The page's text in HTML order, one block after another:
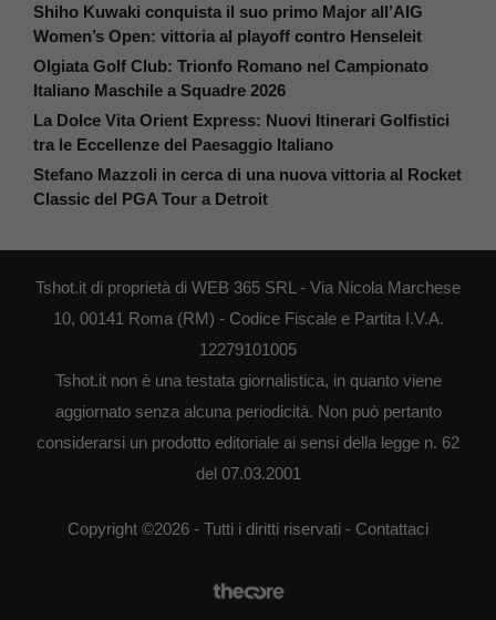
Shiho Kuwaki conquista il suo primo Major all’AIG
Women’s Open: vittoria al playoff contro Henseleit
Olgiata Golf Club: Trionfo Romano nel Campionato
Italiano Maschile a Squadre 2026
La Dolce Vita Orient Express: Nuovi Itinerari Golfistici
tra le Eccellenze del Paesaggio Italiano
Stefano Mazzoli in cerca di una nuova vittoria al Rocket
Classic del PGA Tour a Detroit
Tshot.it di proprietà di WEB 365 SRL - Via Nicola Marchese
10, 00141 Roma (RM) - Codice Fiscale e Partita I.V.A.
12279101005
Tshot.it non è una testata giornalistica, in quanto viene
aggiornato senza alcuna periodicità. Non può pertanto
considerarsi un prodotto editoriale ai sensi della legge n. 62
del 07.03.2001
Copyright ©2026 - Tutti i diritti riservati - Contattaci